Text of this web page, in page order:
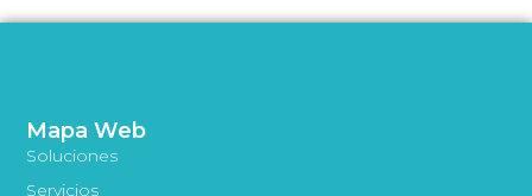
Mapa Web
Soluciones
Servicios